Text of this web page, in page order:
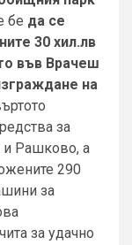
бе да се
30 хил.лв
във Врачеш
на
за
и Рашково, а
290
за
за удачно